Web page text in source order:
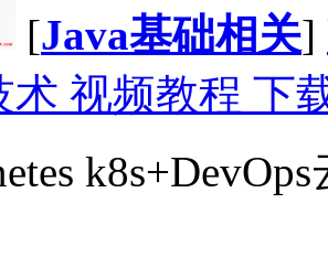
[Java基础相关]
术 视频教程 下